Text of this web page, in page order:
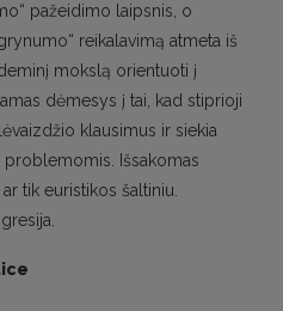
pažeidimo laipsnis, o
reikalavimą atmeta iš
mokslą orientuoti į
dėmesys į tai, kad stiprioji
klausimus ir siekia
Išsakomas
tik euristikos šaltiniu.